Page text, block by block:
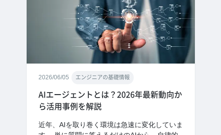
2026/06/05 エンジニアの基礎情報
AIエージェントとは？2026年最新動向か
ら活用事例を解説
近年、AIを取り巻く環境は急速に変化していま